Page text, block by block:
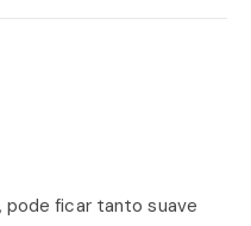
pode ficar tanto suave